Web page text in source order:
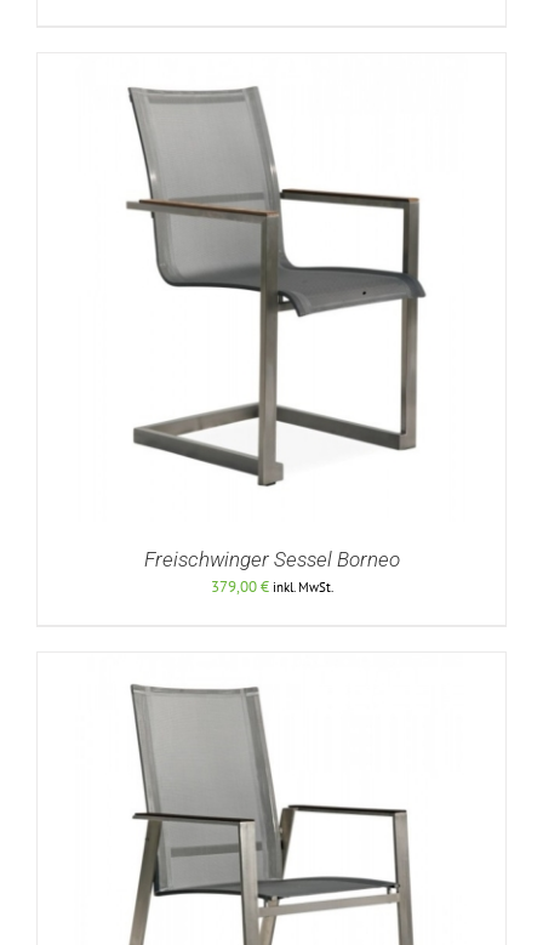
DETAILS
DETAILS
Freischwinger Sessel Borneo
379,00€ inkl. MwSt.